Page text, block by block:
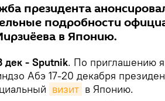
президента
подробности
в Японию.
дек - Sputnik. По приглашению
Абэ 17-20 декабря
визит в Японию.